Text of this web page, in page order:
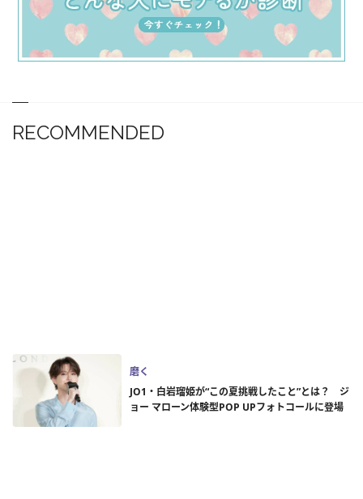
RECOMMENDED
磨く
JO1・白岩瑠姫が“この夏挑戦したこと”とは？ ジ
ョー マローン体験型POP UPフォトコールに登場